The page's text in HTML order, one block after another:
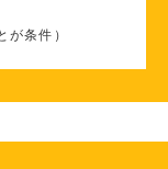
が条件）